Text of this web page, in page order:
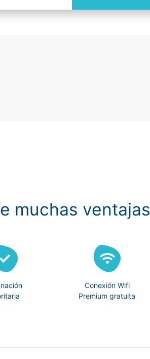
muchas ventajas
Conexión Wifi
Premium gratuita